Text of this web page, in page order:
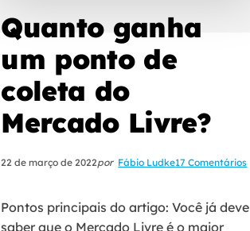
Quanto ganha
um ponto de
coleta do
Mercado Livre?
22 de março de 2022por Fábio Ludke17 Comentários
Pontos principais do artigo: Você já deve
saber que o Mercado Livre é o maior